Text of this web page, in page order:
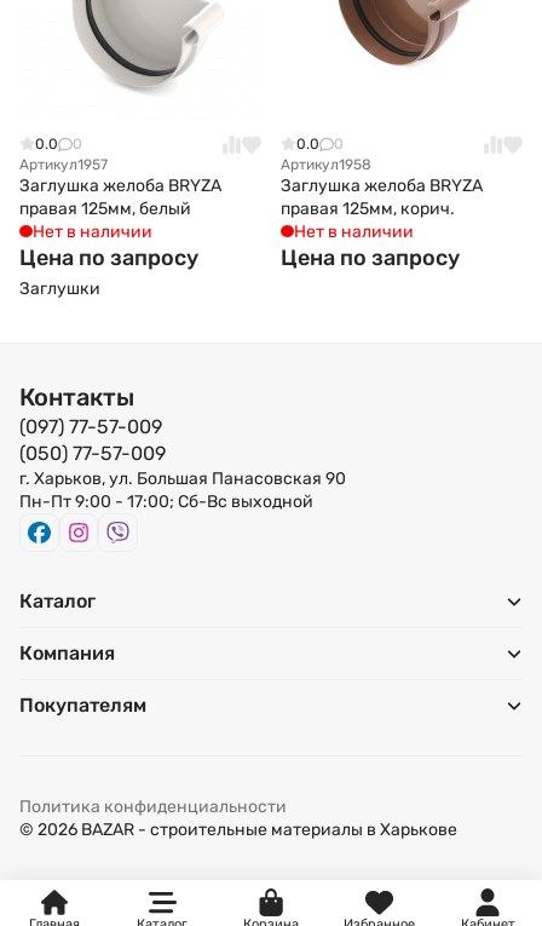
0.0
0
Артикул1957
Заглушка желоба BRYZA
правая 125мм, белый
Нет в наличии
Цена по запросу
0.0
0
Артикул1958
Заглушка желоба BRYZA
правая 125мм, корич.
Нет в наличии
Цена по запросу
Заглушки
Контакты
(097) 77-57-009
(050) 77-57-009
г. Харьков, ул. Большая Панасовская 90
Пн-Пт 9:00 - 17:00; Сб-Вс выходной
Каталог
Компания
Покупателям
© 2026 BAZAR - строительные материалы в Харькове
Политика конфиденциальности